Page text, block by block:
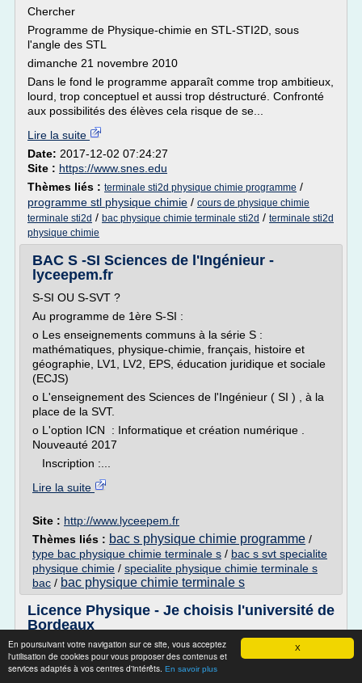
X
En poursuivant votre navigation sur ce site, vous acceptez
l'utilisation de cookies pour vous proposer des contenus et
services adaptés à vos centres d'intérêts. En savoir plus
Chercher
Programme de Physique-chimie en STL-STI2D, sous
l'angle des STL
dimanche 21 novembre 2010
Dans le fond le programme apparaît comme trop ambitieux,
lourd, trop conceptuel et aussi trop déstructuré. Confronté
aux possibilités des élèves cela risque de se...
Lire la suite
Date: 2017-12-02 07:24:27
Site : https://www.snes.edu
Thèmes liés : terminale sti2d physique chimie programme /
programme stl physique chimie / cours de physique chimie
terminale sti2d / bac physique chimie terminale sti2d / terminale sti2d
physique chimie
BAC S -SI Sciences de l'Ingénieur -
lyceepem.fr
S-SI OU S-SVT ?
Au programme de 1ère S-SI :
o Les enseignements communs à la série S :
mathématiques, physique-chimie, français, histoire et
géographie, LV1, LV2, EPS, éducation juridique et sociale
(ECJS)
o L'enseignement des Sciences de l'Ingénieur ( SI ) , à la
place de la SVT.
o L'option ICN : Informatique et création numérique .
Nouveauté 2017
Inscription :...
Lire la suite
Site : http://www.lyceepem.fr
Thèmes liés : bac s physique chimie programme /
type bac physique chimie terminale s / bac s svt specialite
physique chimie / specialite physique chimie terminale s
bac / bac physique chimie terminale s
Licence Physique - Je choisis l'université de
Bordeaux
Lieu de la formation
Vous voulez connaître les propriétés fondamentales de la